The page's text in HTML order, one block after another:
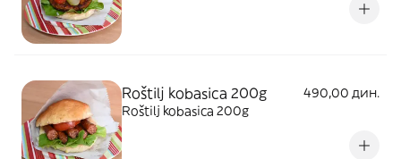
Roštilj kobasica 200g
490,00 дин.
Roštilj kobasica 200g